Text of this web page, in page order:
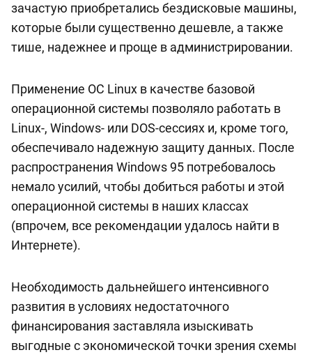
зачастую приобретались бездисковые машины,
которые были существенно дешевле, а также
тише, надежнее и проще в администрировании.
Применение ОС Linux в качестве базовой
операционной системы позволяло работать в
Linux-, Windows- или DOS-сессиях и, кроме того,
обеспечивало надежную защиту данных. После
распространения Windows 95 потребовалось
немало усилий, чтобы добиться работы и этой
операционной системы в наших классах
(впрочем, все рекомендации удалось найти в
Интернете).
Необходимость дальнейшего интенсивного
развития в условиях недостаточного
финансирования заставляла изыскивать
выгодные с экономической точки зрения схемы